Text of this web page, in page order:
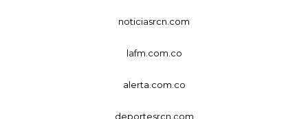
noticiasrcn.com
lafm.com.co
alerta.com.co
deportesrcn.com